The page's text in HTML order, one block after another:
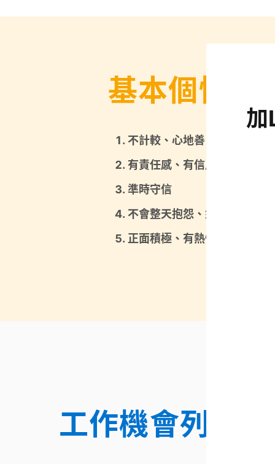
加
基本個性要
不計較、心地善良
有責任感、有信用（最重要）
準時守信
不會整天抱怨、怨天尤人
正面積極、有熱忱的學習心
工作機會列表